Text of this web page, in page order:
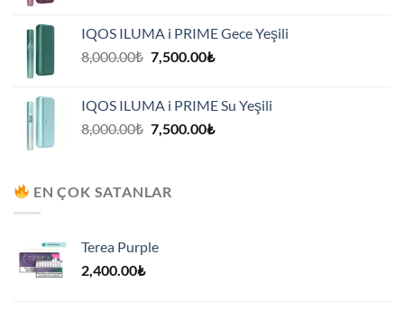
7,500.00₺.
IQOS ILUMA i PRIME Gece Yeşili
8,000.00₺ Orijinal
7,500.00₺Şu
7,500.00₺.
IQOS ILUMA i PRIME Su Yeşili
8,000.00₺ Orijinal
7,500.00₺Şu
EN ÇOK SATANLAR
Terea Purple
2,400.00₺